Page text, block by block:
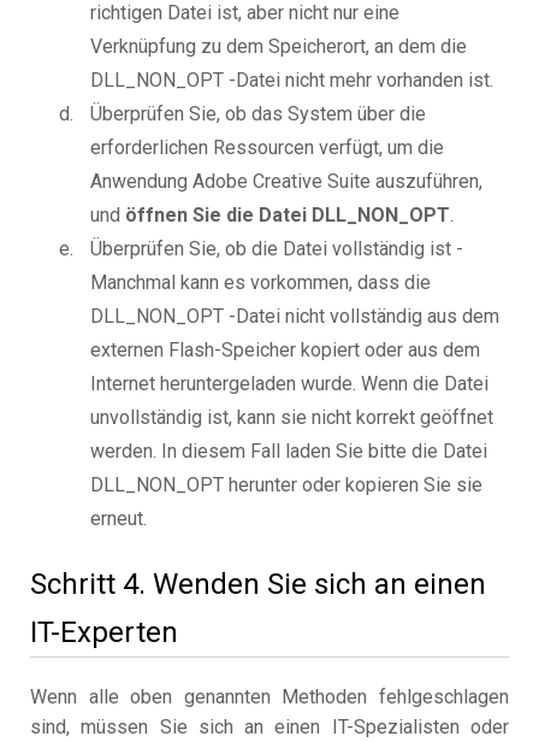
richtigen Datei ist, aber nicht nur eine
Verknüpfung zu dem Speicherort, an dem die
DLL_NON_OPT -Datei nicht mehr vorhanden ist.
Überprüfen Sie, ob das System über die
erforderlichen Ressourcen verfügt, um die
Anwendung Adobe Creative Suite auszuführen,
und öffnen Sie die Datei DLL_NON_OPT.
Überprüfen Sie, ob die Datei vollständig ist -
Manchmal kann es vorkommen, dass die
DLL_NON_OPT -Datei nicht vollständig aus dem
externen Flash-Speicher kopiert oder aus dem
Internet heruntergeladen wurde. Wenn die Datei
unvollständig ist, kann sie nicht korrekt geöffnet
werden. In diesem Fall laden Sie bitte die Datei
DLL_NON_OPT herunter oder kopieren Sie sie
erneut.
Schritt 4. Wenden Sie sich an einen
IT-Experten
Wenn alle oben genannten Methoden fehlgeschlagen
sind, müssen Sie sich an einen IT-Spezialisten oder